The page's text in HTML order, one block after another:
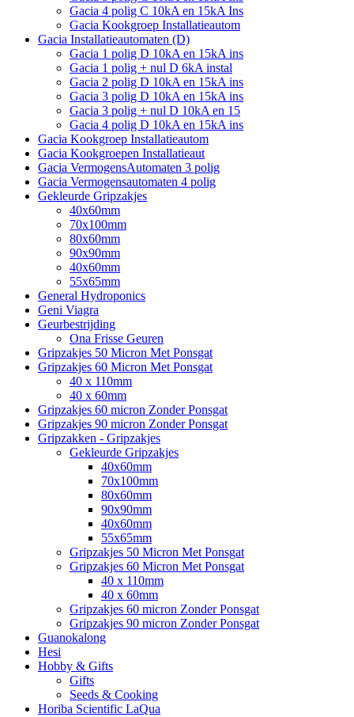
Gacia 4 polig C 10kA en 15kA Ins
Gacia Kookgroep Installatieautom
Gacia Installatieautomaten (D)
Gacia 1 polig D 10kA en 15kA ins
Gacia 1 polig + nul D 6kA instal
Gacia 2 polig D 10kA en 15kA ins
Gacia 3 polig D 10kA en 15kA ins
Gacia 3 polig + nul D 10kA en 15
Gacia 4 polig D 10kA en 15kA ins
Gacia Kookgroep Installatieautom
Gacia Kookgroepen Installatieaut
Gacia VermogensAutomaten 3 polig
Gacia Vermogensautomaten 4 polig
Gekleurde Gripzakjes
40x60mm
70x100mm
80x60mm
90x90mm
40x60mm
55x65mm
General Hydroponics
Geni Viagra
Geurbestrijding
Ona Frisse Geuren
Gripzakjes 50 Micron Met Ponsgat
Gripzakjes 60 Micron Met Ponsgat
40 x 110mm
40 x 60mm
Gripzakjes 60 micron Zonder Ponsgat
Gripzakjes 90 micron Zonder Ponsgat
Gripzakken - Gripzakjes
Gekleurde Gripzakjes
40x60mm
70x100mm
80x60mm
90x90mm
40x60mm
55x65mm
Gripzakjes 50 Micron Met Ponsgat
Gripzakjes 60 Micron Met Ponsgat
40 x 110mm
40 x 60mm
Gripzakjes 60 micron Zonder Ponsgat
Gripzakjes 90 micron Zonder Ponsgat
Guanokalong
Hesi
Hobby & Gifts
Gifts
Seeds & Cooking
Horiba Scientific LaQua